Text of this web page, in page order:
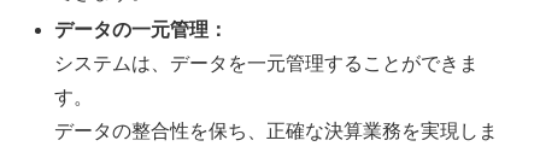
データの一元管理：
システムは、データを一元管理することができま
す。
データの整合性を保ち、正確な決算業務を実現しま